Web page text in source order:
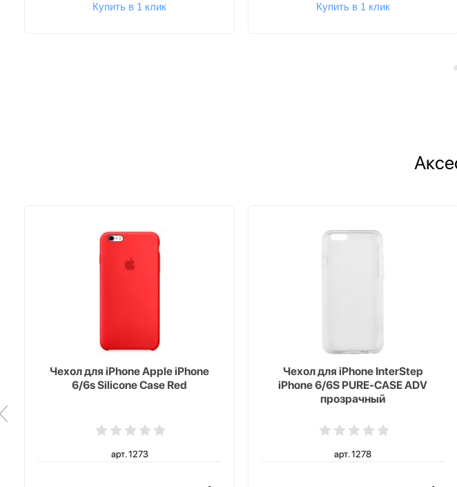
Купить в 1 клик Купить в 1 клик
Чехол для iPhone Apple iPhone
6/6s Silicone Case Red
арт. 1273
Чехол для iPhone InterStep
iPhone 6/6S PURE-CASE ADV
прозрачный
арт. 1278